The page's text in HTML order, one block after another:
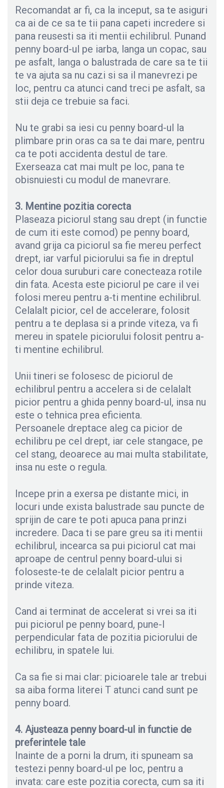
Recomandat ar fi, ca la inceput, sa te asiguri
ca ai de ce sa te tii pana capeti incredere si
pana reusesti sa iti mentii echilibrul. Punand
penny board-ul pe iarba, langa un copac, sau
pe asfalt, langa o balustrada de care sa te tii
te va ajuta sa nu cazi si sa il manevrezi pe
loc, pentru ca atunci cand treci pe asfalt, sa
stii deja ce trebuie sa faci.
Nu te grabi sa iesi cu penny board-ul la
plimbare prin oras ca sa te dai mare, pentru
ca te poti accidenta destul de tare.
Exerseaza cat mai mult pe loc, pana te
obisnuiesti cu modul de manevrare.
3. Mentine pozitia corecta
Plaseaza piciorul stang sau drept (in functie
de cum iti este comod) pe penny board,
avand grija ca piciorul sa fie mereu perfect
drept, iar varful piciorului sa fie in dreptul
celor doua suruburi care conecteaza rotile
din fata. Acesta este piciorul pe care il vei
folosi mereu pentru a-ti mentine echilibrul.
Celalalt picior, cel de accelerare, folosit
pentru a te deplasa si a prinde viteza, va fi
mereu in spatele piciorului folosit pentru a-
ti mentine echilibrul.
Unii tineri se folosesc de piciorul de
echilibrul pentru a accelera si de celalalt
picior pentru a ghida penny board-ul, insa nu
este o tehnica prea eficienta.
Persoanele dreptace aleg ca picior de
echilibru pe cel drept, iar cele stangace, pe
cel stang, deoarece au mai multa stabilitate,
insa nu este o regula.
Incepe prin a exersa pe distante mici, in
locuri unde exista balustrade sau puncte de
sprijin de care te poti apuca pana prinzi
incredere. Daca ti se pare greu sa iti mentii
echilibrul, incearca sa pui piciorul cat mai
aproape de centrul penny board-ului si
foloseste-te de celalalt picior pentru a
prinde viteza.
Cand ai terminat de accelerat si vrei sa iti
pui piciorul pe penny board, pune-l
perpendicular fata de pozitia piciorului de
echilibru, in spatele lui.
Ca sa fie si mai clar: picioarele tale ar trebui
sa aiba forma literei T atunci cand sunt pe
penny board.
4. Ajusteaza penny board-ul in functie de
preferintele tale
Inainte de a porni la drum, iti spuneam sa
testezi penny board-ul pe loc, pentru a
invata: care este pozitia corecta, cum sa iti